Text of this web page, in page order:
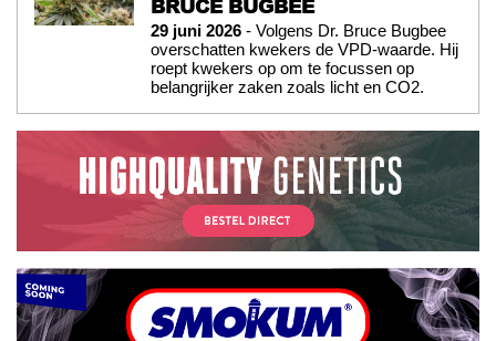
BRUCE BUGBEE
29 juni 2026 - Volgens Dr. Bruce Bugbee
overschatten kwekers de VPD-waarde. Hij
roept kwekers op om te focussen op
belangrijker zaken zoals licht en CO2.